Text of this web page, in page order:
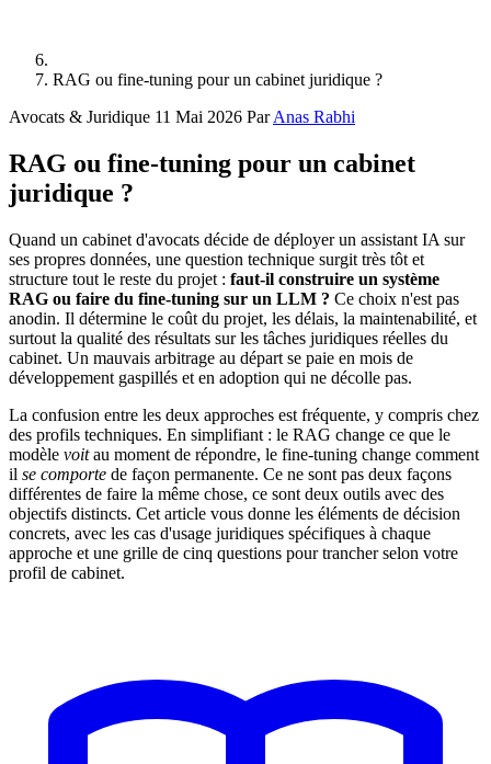
RAG ou fine-tuning pour un cabinet juridique ?
Avocats & Juridique 11 Mai 2026 ParAnas Rabhi
RAG ou fine-tuning pour un cabinet
juridique ?
Quand un cabinet d'avocats décide de déployer un assistant IA sur
ses propres données, une question technique surgit très tôt et
structure tout le reste du projet : faut-il construire un système
RAG ou faire du fine-tuning sur un LLM ? Ce choix n'est pas
anodin. Il détermine le coût du projet, les délais, la maintenabilité, et
surtout la qualité des résultats sur les tâches juridiques réelles du
cabinet. Un mauvais arbitrage au départ se paie en mois de
développement gaspillés et en adoption qui ne décolle pas.
La confusion entre les deux approches est fréquente, y compris chez
des profils techniques. En simplifiant : le RAG change ce que le
modèle voitau moment de répondre, le fine-tuning change comment
il se comporte de façon permanente. Ce ne sont pas deux façons
différentes de faire la même chose, ce sont deux outils avec des
objectifs distincts. Cet article vous donne les éléments de décision
concrets, avec les cas d'usage juridiques spécifiques à chaque
approche et une grille de cinq questions pour trancher selon votre
profil de cabinet.